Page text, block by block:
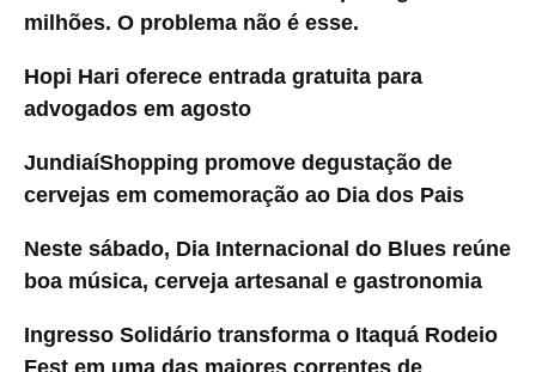
milhões. O problema não é esse.
Hopi Hari oferece entrada gratuita para
advogados em agosto
JundiaíShopping promove degustação de
cervejas em comemoração ao Dia dos Pais
Neste sábado, Dia Internacional do Blues reúne
boa música, cerveja artesanal e gastronomia
Ingresso Solidário transforma o Itaquá Rodeio